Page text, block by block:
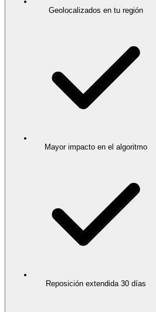
Geolocalizados en tu región
Mayor impacto en el algoritmo
Reposición extendida 30 días